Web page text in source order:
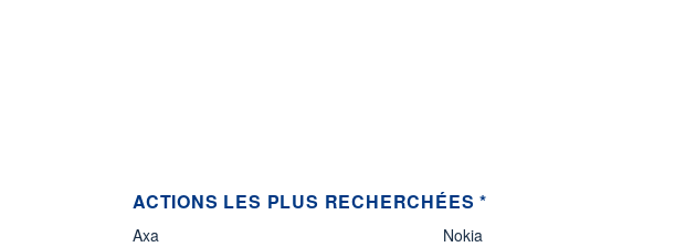
ACTIONS LES PLUS RECHERCHÉES *
Axa
Nokia